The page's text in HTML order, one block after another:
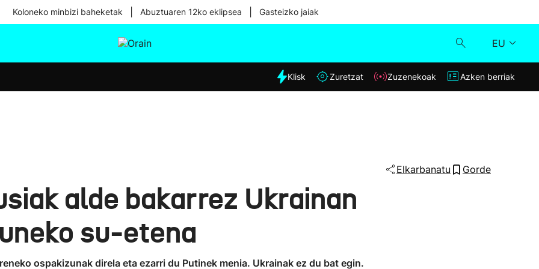
Koloneko minbizi baheketak Abuztuaren 12ko eklipsea Gasteizko jaiak
EU
Eguraldia
Klisk
Klisk Zuretzat Zuzenekoak Azken berriak
Elkarbanatu Gorde
alde bakarrez Ukrainan
su-etena
ospakizunak direla eta ezarri du Putinek menia. Ukrainak ez du bat egin.